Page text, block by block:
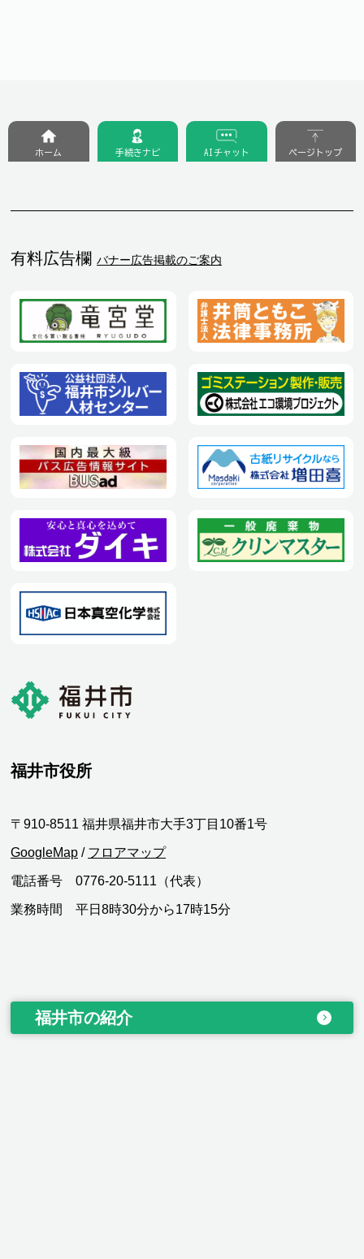
有料広告欄 バナー広告掲載のご案内
ホーム 手続きナビ AIチャット ページトップ
福井市役所
〒910-8511 福井県福井市大手3丁目10番1号
GoogleMap / フロアマップ
電話番号 0776-20-5111（代表）
業務時間 平日8時30分から17時15分
福井市の紹介